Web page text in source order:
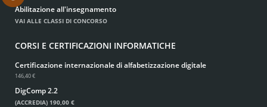
Abilitazione all'insegnamento
VAI ALLE CLASSI DI CONCORSO
CORSI E CERTIFICAZIONI INFORMATICHE
Certificazione internazionale di alfabetizzazione digitale
146,40 €
DigComp 2.2
(ACCREDIA) 190,00 €